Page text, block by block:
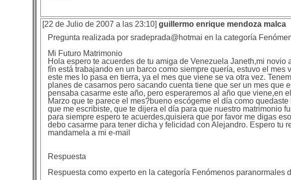
[22 de Julio de 2007 a las 23:10] guillermo enrique mendoza malca
Pregunta realizada por sradeprada@hotmai en la categoría
Mi Futuro Matrimonio
Hola espero te acuerdes de tu amiga de Venezuela Janeth,mi novio
fín está trabajando en un barco como siempre quería, estuvo el mes
este mes lo pasa en tierra, ya el mes que viene se va otra vez.
planes de casarnos pero sacando cuenta tiene que ser un mes que
pensaba casarme este año, pero esperaremos al año que viene,en
Marzo que te parece el mes?bueno escógeme el día como quedaste
que me escribiste, que te dijera el día para que nuestro matrimonio
para siempre espero te acuerdes,quisiera que por favor me digas
debo casarme para tener dicha y felicidad con Alejandro. Espero tu
mandamela a mi e-mail
Respuesta
Respuesta como experto en la categoría Fenómenos paranormales